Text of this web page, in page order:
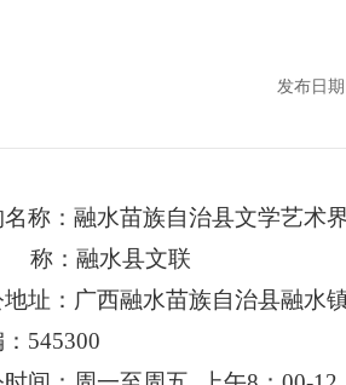
发布日
称： 融水苗族自治县文学艺术
称：融水县文联
址： 广西融水苗族自治县融水
545300